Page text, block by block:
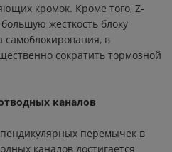
кромок. Кроме того, Z-
жесткость блоку
самоблокирования, в
сократить тормозной
каналов
перемычек в
каналов достигается